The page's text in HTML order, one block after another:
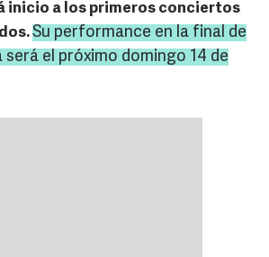
inicio a los primeros conciertos
Su performance en la final de
será el próximo domingo 14 de